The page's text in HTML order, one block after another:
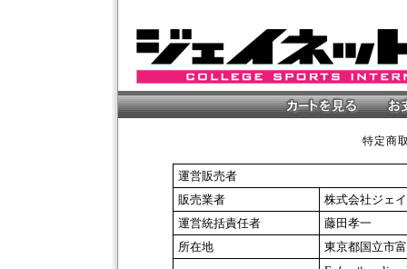
特定商
運営販売者
販売業者
株式会社ジェ
運営統括責任者
藤田孝一
所在地
東京都国立市